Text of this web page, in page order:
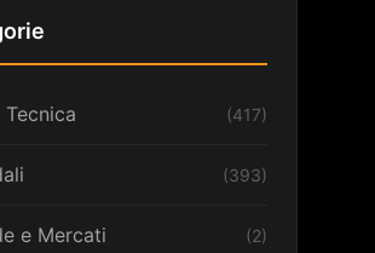
(417)
(393)
e Mercati (2)